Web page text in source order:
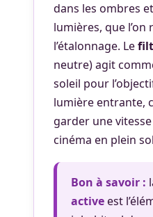
dans les ombres
lumières, que
l’étalonnage. Le
neutre) agit
soleil pour
lumière entrante,
garder une
cinéma en plein
Bon à savoir :
active est